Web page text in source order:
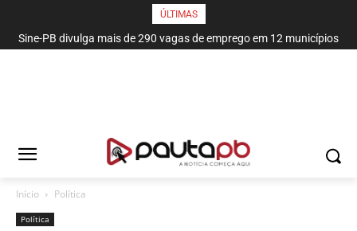
ÚLTIMAS
Sine-PB divulga mais de 290 vagas de emprego em 12 municípios
paraibanos
Início Política
Política